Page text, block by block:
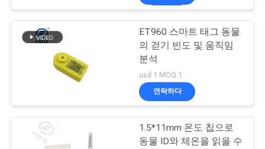
ET960 스마트 태그 동물
의 걷기 빈도 및 움직임
분석
usd 1 MOQ:1
연락하다
1.5*11mm 온도 칩으로
동물 ID와 체온을 읽을 수